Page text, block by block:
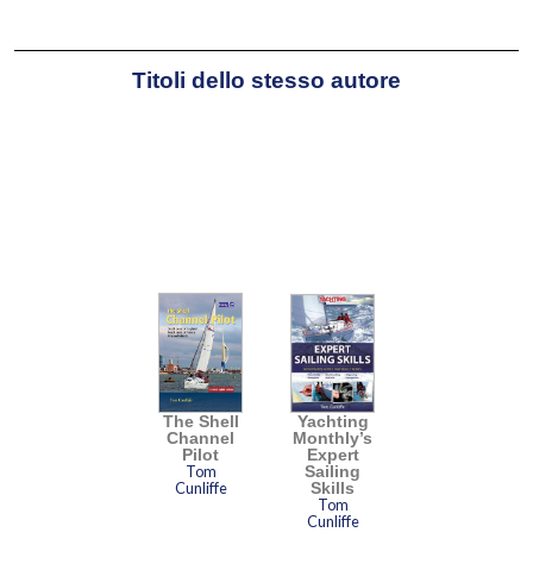
Titoli dello stesso autore
The Shell
Channel
Pilot
Tom
Cunliffe
Yachting
Monthly’s
Expert
Sailing
Skills
Tom
Cunliffe